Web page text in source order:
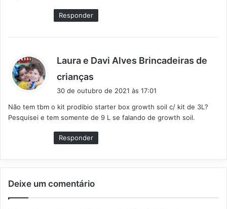
:
Responder
Laura e Davi Alves Brincadeiras de
crianças
s
e
:
30 de outubro de 2021 às 17:01
Não tem tbm o kit prodibio starter box growth soil c/ kit de 3L?
Pesquisei e tem somente de 9 L se falando de growth soil.
Responder
Deixe um comentário